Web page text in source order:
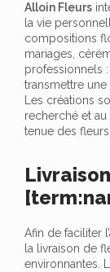
Alloin Fleurs
la vie
compositions
mariages,
professionnels
transmettre une
Les créations
recherché et
tenue des fleurs.
Afin de faciliter
la livraison de
environnantes.